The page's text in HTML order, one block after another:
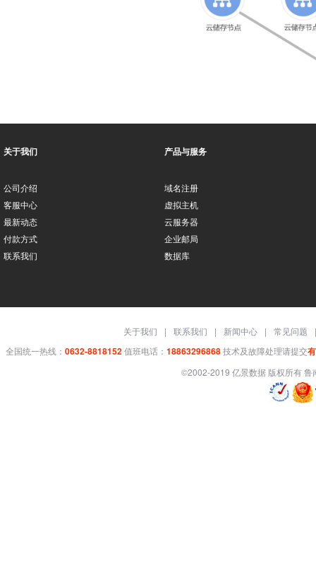
关于我们
公司介绍
客服中心
最新动态
付款方式
联系我们
产品与服务
域名注册
虚拟主机
云服务器
企业邮局
数据库
关于我们 | 联系我们 | 新闻中心 | 常见问题
|
全国统一热线： 0632-8818152值班电话： 18863296868技术及故障处理请提交
©2002-2019 亿景数据 版权所有鲁